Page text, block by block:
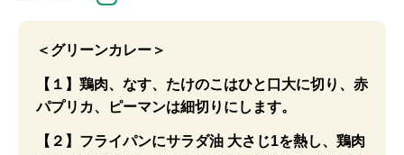
＜グリーンカレー＞
【１】鶏肉、なす、たけのこはひと口大に切り、赤
パプリカ、ピーマンは細切りにします。
【２】フライパンにサラダ油 大さじ1を熱し、鶏肉